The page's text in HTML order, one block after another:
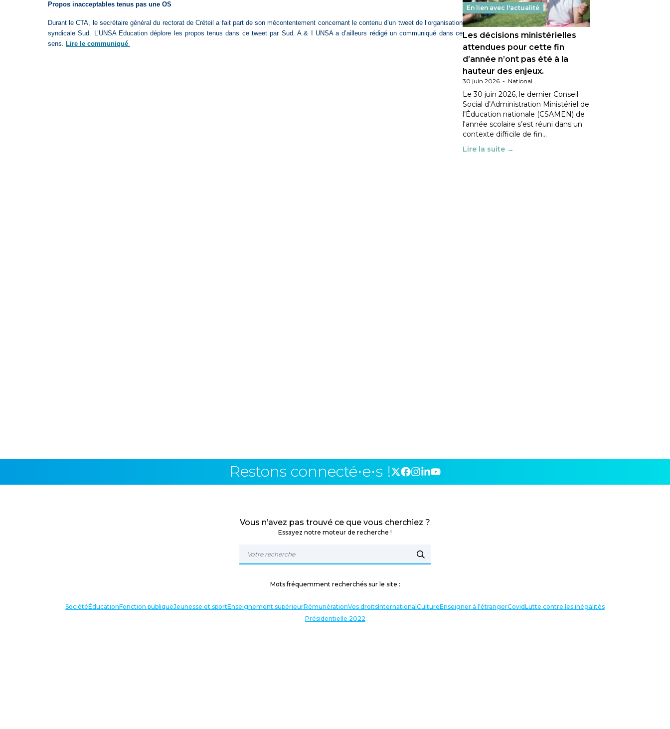
Propos inacceptables tenus pas une OS
Durant le CTA, le secrétaire général du rectorat de Créteil a fait part de son mécontentement concernant le contenu d’un tweet de l’organisation
syndicale Sud. L’UNSA Education déplore les propos tenus dans ce tweet par Sud. A & I UNSA a d’ailleurs rédigé un communiqué dans ce
sens. Lire le communiqué
En lien avec l'actualité
Les décisions ministérielles
attendues pour cette fin
d’année n’ont pas été à la
hauteur des enjeux.
30 juin 2026 - National
Le 30 juin 2026, le dernier Conseil
Social d’Administration Ministériel de
l’Éducation nationale (CSAMEN) de
l'année scolaire s’est réuni dans un
contexte difficile de fin…
Lire la suite →
Restons connecté⋅e⋅s !
Vous n’avez pas trouvé ce que vous cherchiez ?
Essayez notre moteur de recherche !
Mots fréquemment recherchés sur le site :
SociétéÉducationFonction publiqueJeunesse et sportEnseignement supérieurRémunérationVos droitsInternational CultureEnseigner à l'étrangerCovidLutte contre les inégalités
Présidentielle 2022